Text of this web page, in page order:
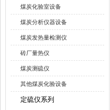
煤炭化验室设备
煤炭分析仪器设备
煤炭发热量检测仪
砖厂量热仪
煤炭测硫仪
其他煤炭化验设备
定硫仪系列